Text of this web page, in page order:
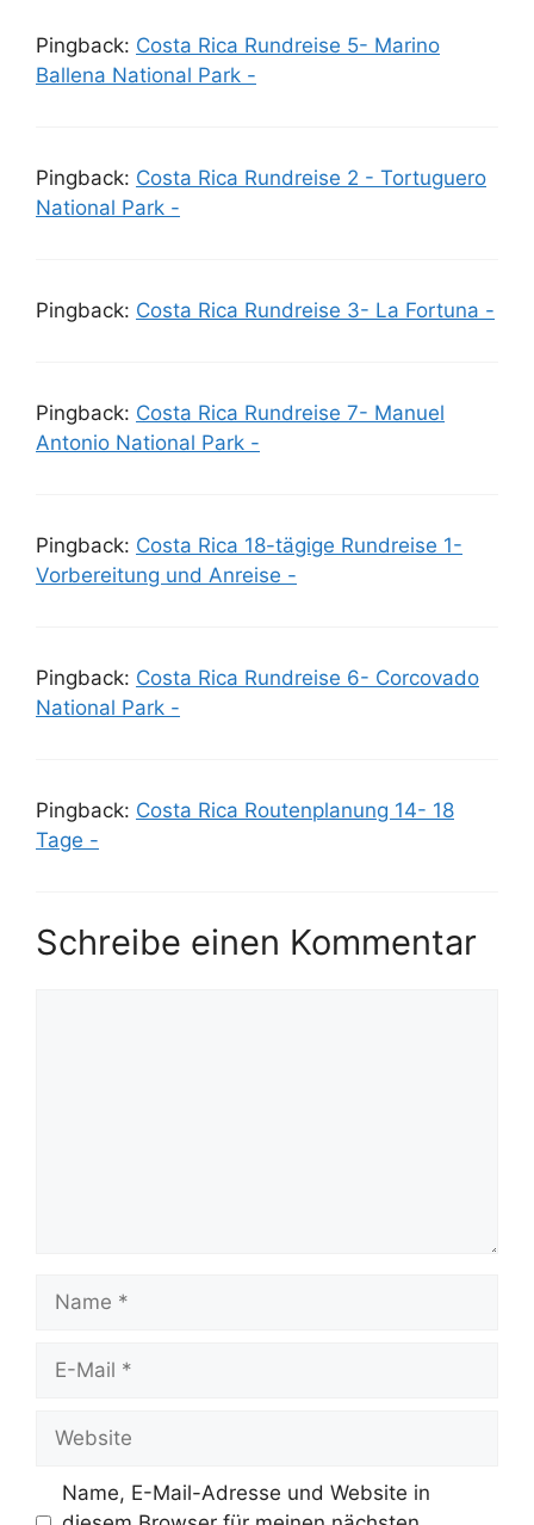
Pingback: Costa Rica Rundreise 5- Marino
Ballena National Park -
Pingback: Costa Rica Rundreise 2 - Tortuguero
National Park -
Pingback: Costa Rica Rundreise 3- La Fortuna -
Pingback: Costa Rica Rundreise 7- Manuel
Antonio National Park -
Pingback: Costa Rica 18-tägige Rundreise 1-
Vorbereitung und Anreise -
Pingback: Costa Rica Rundreise 6- Corcovado
National Park -
Pingback: Costa Rica Routenplanung 14- 18
Tage -
Schreibe einen Kommentar
Name, E-Mail-Adresse und Website in